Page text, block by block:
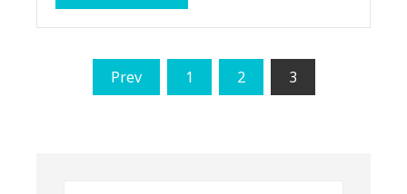
Posts
pagination
Prev 1 2 3